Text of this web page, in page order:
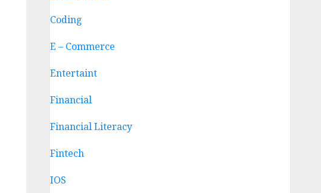
Coding
E – Commerce
Entertaint
Financial
Financial Literacy
Fintech
IOS